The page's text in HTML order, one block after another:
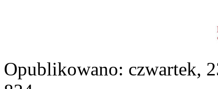
Opublikowano: czwartek,